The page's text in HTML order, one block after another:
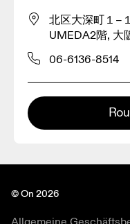
北区大深町１−
UMEDA2階, 大
06-6136-8514
© On 2026